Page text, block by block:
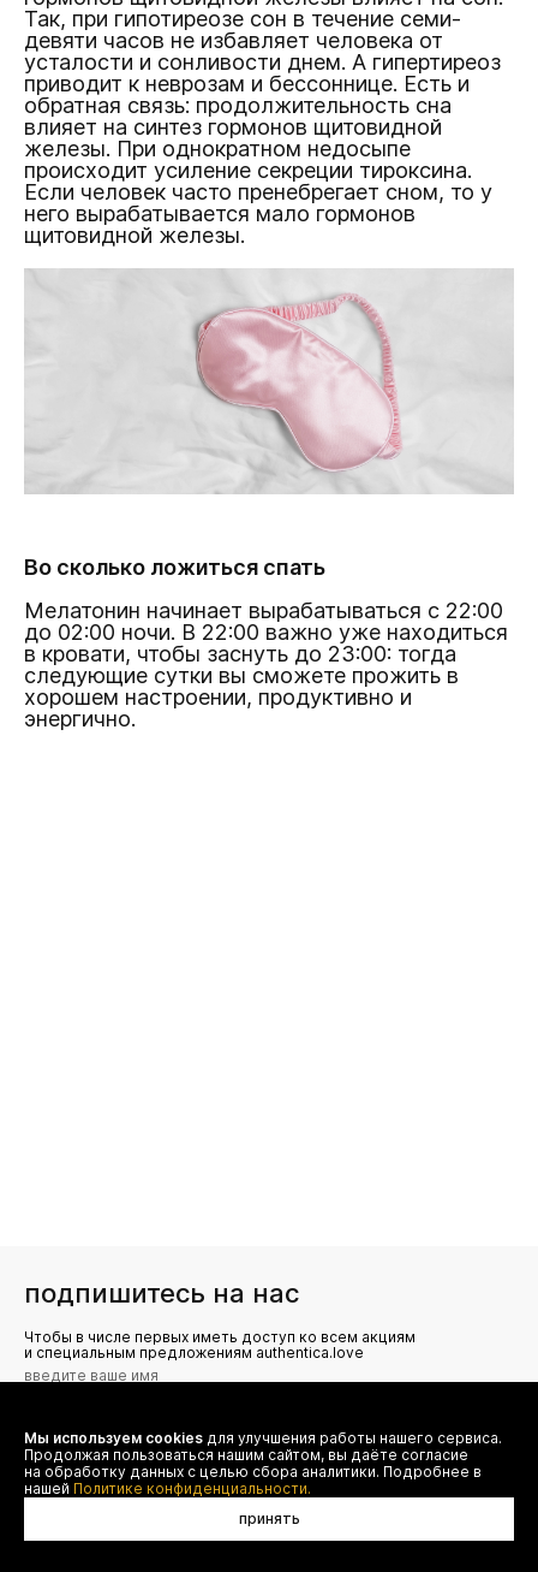
Так, при гипотиреозе сон в течение семи-
девяти часов не избавляет человека от
усталости и сонливости днем. А гипертиреоз
приводит к неврозам и бессоннице. Есть и
обратная связь: продолжительность сна
влияет на синтез гормонов щитовидной
железы. При однократном недосыпе
происходит усиление секреции тироксина.
Если человек часто пренебрегает сном, то у
него вырабатывается мало гормонов
щитовидной железы.
Во сколько ложиться спать
Мелатонин начинает вырабатываться с 22:00
до 02:00 ночи. В 22:00 важно уже находиться
в кровати, чтобы заснуть до 23:00: тогда
следующие сутки вы сможете прожить в
хорошем настроении, продуктивно и
энергично.
подпишитесь на нас
Чтобы в числе первых иметь доступ ко всем акциям
и специальным предложениям authentica.love
Я даю согласие на сбор, обработку и хранение моих
персональных данных (имя, email, телефон) для получения
рекламных и информационных рассылок от ООО 'БТ
Юнайтед', а также ознакомлен(а) с
Политикой конфиденциальности
Мы используем cookies для улучшения работы нашего сервиса.
Продолжая пользоваться нашим сайтом, вы даёте согласие
на обработку данных с целью сбора аналитики. Подробнее в
нашей Политике конфиденциальности.
принять